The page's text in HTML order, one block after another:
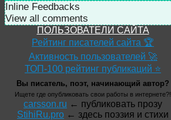
Inline Feedbacks
View all comments
ПОЛЬЗОВАТЕЛИ САЙТА
Рейтинг писателей сайта 🏆
Активность пользователей 🚀
ТОП-100 рейтинг публикаций ⭐
Вы писатель, поэт, начинающий автор?
Ищете где опубликовать свои работы в интернете?!
carsson.ru ← публиковать прозу
StihiRu.pro ← здесь поэзия и стихи